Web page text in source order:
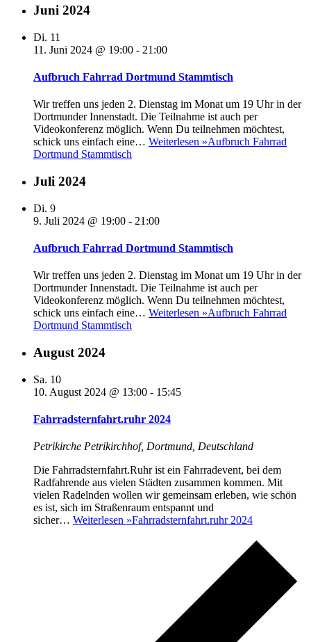
Juni 2024
Di. 11
11. Juni 2024 @ 19:00 - 21:00
Aufbruch Fahrrad Dortmund Stammtisch
Wir treffen uns jeden 2. Dienstag im Monat um 19 Uhr in der
Dortmunder Innenstadt. Die Teilnahme ist auch per
Videokonferenz möglich. Wenn Du teilnehmen möchtest,
schick uns einfach eine… Weiterlesen »Aufbruch Fahrrad
Dortmund Stammtisch
Juli 2024
Di. 9
9. Juli 2024 @ 19:00 - 21:00
Aufbruch Fahrrad Dortmund Stammtisch
Wir treffen uns jeden 2. Dienstag im Monat um 19 Uhr in der
Dortmunder Innenstadt. Die Teilnahme ist auch per
Videokonferenz möglich. Wenn Du teilnehmen möchtest,
schick uns einfach eine… Weiterlesen »Aufbruch Fahrrad
Dortmund Stammtisch
August 2024
Sa. 10
10. August 2024 @ 13:00 - 15:45
Fahrradsternfahrt.ruhr 2024
Petrikirche Petrikirchhof, Dortmund, Deutschland
Die Fahrradsternfahrt.Ruhr ist ein Fahrradevent, bei dem
Radfahrende aus vielen Städten zusammen kommen. Mit
vielen Radelnden wollen wir gemeinsam erleben, wie schön
es ist, sich im Straßenraum entspannt und
sicher… Weiterlesen »Fahrradsternfahrt.ruhr 2024